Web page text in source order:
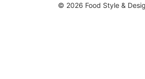
© 2026 Food Style &